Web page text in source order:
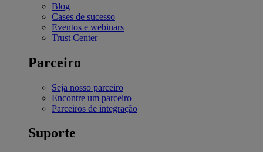
Blog
Cases de sucesso
Eventos e webinars
Trust Center
Parceiro
Seja nosso parceiro
Encontre um parceiro
Parceiros de integração
Suporte